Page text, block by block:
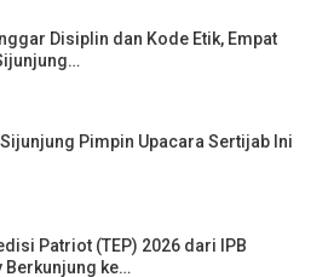
Disiplin dan Kode Etik, Empat
Pimpin Upacara Sertijab Ini
Patriot (TEP) 2026 dari IPB
Berkunjung ke…